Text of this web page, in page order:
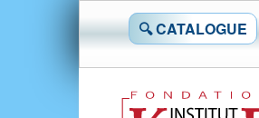
🔍 CATALOGUE